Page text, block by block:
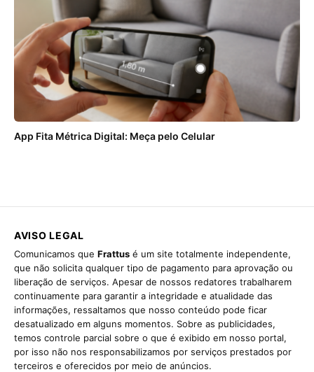
App Fita Métrica Digital: Meça pelo Celular
AVISO LEGAL
Comunicamos que Frattus é um site totalmente independente,
que não solicita qualquer tipo de pagamento para aprovação ou
liberação de serviços. Apesar de nossos redatores trabalharem
continuamente para garantir a integridade e atualidade das
informações, ressaltamos que nosso conteúdo pode ficar
desatualizado em alguns momentos. Sobre as publicidades,
temos controle parcial sobre o que é exibido em nosso portal,
por isso não nos responsabilizamos por serviços prestados por
terceiros e oferecidos por meio de anúncios.